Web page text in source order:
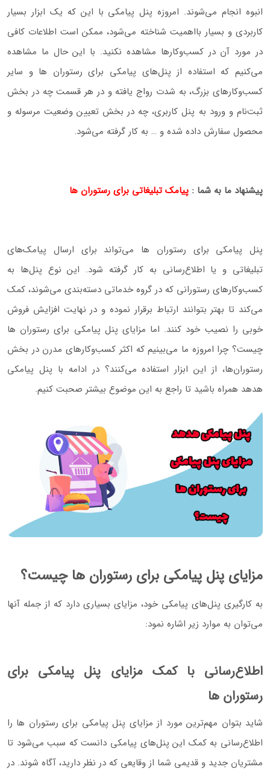
انبوه انجام می‌شوند. امروزه پنل پیامکی با این که یک ابزار بسیار
کاربردی و بسیار بااهمیت شناخته می‌شود، ممکن است اطلاعات کافی
در مورد آن در کسب‌و‌کارها مشاهده نکنید. با این حال ما مشاهده
می‌کنیم که استفاده از پنل‌های پیامکی برای رستوران ها و سایر
کسب‌و‌کارهای بزرگ، به شدت رواج یافته و در هر قسمت چه در بخش
ثبت‌نام و ورود به پنل کاربری، چه در بخش تعیین وضعیت مرسوله و
محصول سفارش داده شده و … به کار گرفته می‌شود.
پیشنهاد ما به شما : پیامک تبلیغاتی برای رستوران ها
پنل پیامکی برای رستوران‌ ها می‌تواند برای ارسال پیامک‌های
تبلیغاتی و یا اطلاع‌رسانی به کار گرفته شود. این نوع پنل‌ها به
کسب‌و‌کارهای رستورانی که در گروه خدماتی دسته‌بندی می‌شوند، کمک
می‌کند تا بهتر بتوانند ارتباط برقرار نموده و در نهایت افزایش فروش
خوبی را نصیب خود کنند. اما مزایای پنل پیامکی برای رستوران‌ ها
چیست؟ چرا امروزه ما می‌بینیم که اکثر کسب‌و‌کارهای مدرن در بخش
رستوران‌ها، از این ابزار استفاده می‌کنند؟ در ادامه با پنل پیامکی
هدهد همراه باشید تا راجع به این موضوع بیشتر صحبت کنیم.
مزایای پنل پیامکی برای رستوران ها چیست؟
به کارگیری پنل‌های پیامکی خود، مزایای بسیاری دارد که از جمله آنها
می‌توان به موارد زیر اشاره نمود:
اطلاع‌رسانی با کمک مزایای پنل پیامکی برای
رستوران‌ ها
شاید بتوان مهم‌ترین مورد از مزایای پنل پیامکی برای رستوران‌ ها را
اطلاع‌رسانی به کمک این پنل‌های پیامکی دانست که سبب می‌شود تا
مشتریان جدید و قدیمی شما از وقایعی که در نظر دارید، آگاه شوند. در